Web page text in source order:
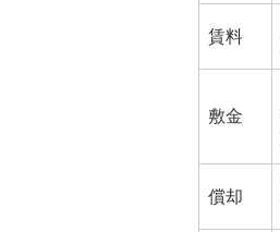
賃料
敷金
償却